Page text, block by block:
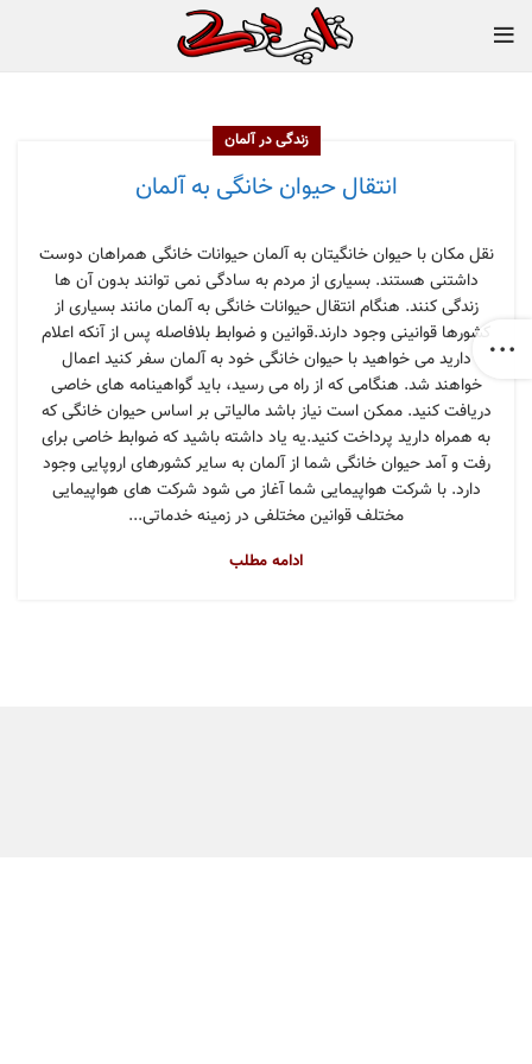
زندگی در آلمان
انتقال حیوان خانگی به آلمان
نقل مکان با حیوان خانگیتان به آلمان حیوانات خانگی همراهان دوست
داشتنی هستند. بسیاری از مردم به سادگی نمی توانند بدون آن ها
زندگی کنند. هنگام انتقال حیوانات خانگی به آلمان مانند بسیاری از
کشورها قوانینی وجود دارند.قوانین و ضوابط بلافاصله پس از آنکه اعلام
دارید می خواهید با حیوان خانگی خود به آلمان سفر کنید اعمال
خواهند شد. هنگامی که از راه می رسید، باید گواهینامه های خاصی
دریافت کنید. ممکن است نیاز باشد مالیاتی بر اساس حیوان خانگی که
به همراه دارید پرداخت کنید.یه یاد داشته باشید که ضوابط خاصی برای
رفت و آمد حیوان خانگی شما از آلمان به سایر کشورهای اروپایی وجود
دارد. با شرکت هواپیمایی شما آغاز می شود شرکت های هواپیمایی
مختلف قوانین مختلفی در زمینه خدماتی...
ادامه مطلب